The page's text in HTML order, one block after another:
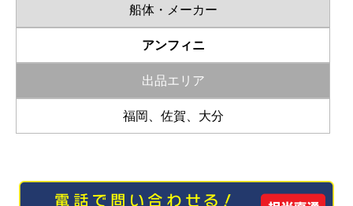
船体・メーカー
アンフィニ
出品エリア
福岡、佐賀、大分